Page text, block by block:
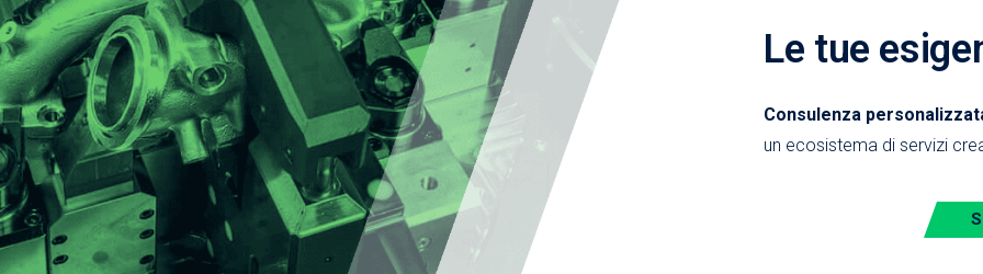
Le tue
Consulenza
un ecosistema di servizi